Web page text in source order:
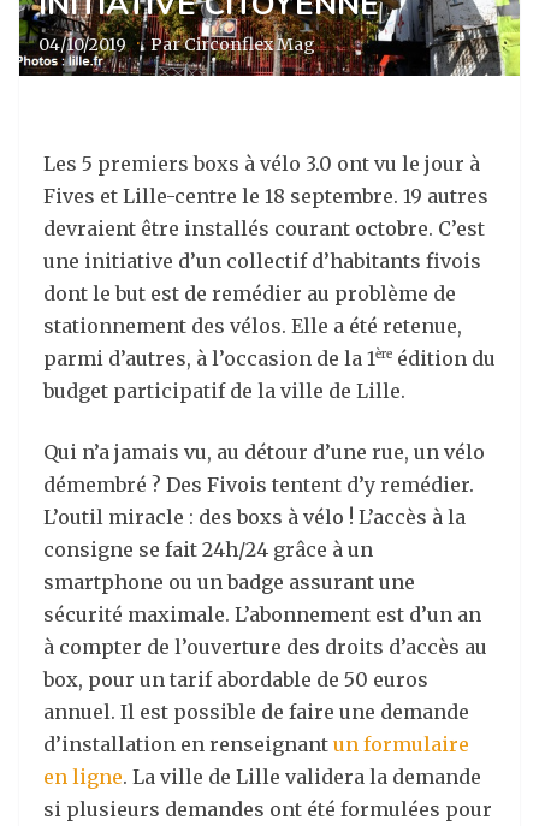
04/10/2019 · Par Circonflex Mag
Les 5 premiers boxs à vélo 3.0 ont vu le jour à
Fives et Lille-centre le 18 septembre. 19 autres
devraient être installés courant octobre. C’est
une initiative d’un collectif d’habitants fivois
dont le but est de remédier au problème de
stationnement des vélos. Elle a été retenue,
parmi d’autres, à l’occasion de la 1ère édition du
budget participatif de la ville de Lille.
Qui n’a jamais vu, au détour d’une rue, un vélo
démembré ? Des Fivois tentent d’y remédier.
L’outil miracle : des boxs à vélo ! L’accès à la
consigne se fait 24h/24 grâce à un
smartphone ou un badge assurant une
sécurité maximale. L’abonnement est d’un an
à compter de l’ouverture des droits d’accès au
box, pour un tarif abordable de 50 euros
annuel. Il est possible de faire une demande
d’installation en renseignant un formulaire
en ligne. La ville de Lille validera la demande
si plusieurs demandes ont été formulées pour